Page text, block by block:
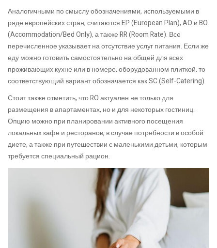
Аналогичными по смыслу обозначениями, используемыми в
ряде европейских стран, считаются EP (European Plan), AO и BO
(Accommodation/Bed Only), а также RR (Room Rate). Все
перечисленное указывает на отсутствие услуг питания. Если же
еду можно готовить самостоятельно на общей для всех
проживающих кухне или в номере, оборудованном плиткой, то
соответствующий вариант обозначается как SC (Self-Catering).
Стоит также отметить, что RO актуален не только для
размещения в апартаментах, но и для некоторых гостиниц.
Опцию можно при планировании активного посещения
локальных кафе и ресторанов, в случае потребности в особой
диете, а также при путешествии с маленькими детьми, которым
требуется специальный рацион.